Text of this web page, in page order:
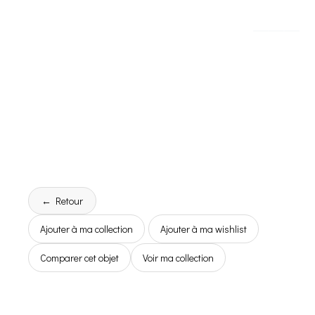
← Retour
Ajouter à ma collection Ajouter à ma wishlist
Comparer cet objet Voir ma collection